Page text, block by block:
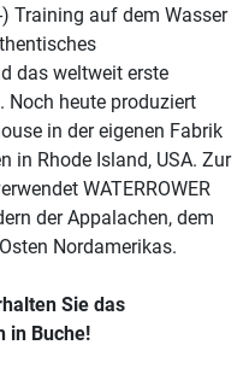
Training auf dem Wasser
das weltweit erste
Noch heute produziert
in der eigenen Fabrik
in Rhode Island, USA. Zur
WATERROWER
der Appalachen, dem
Nordamerikas.
Sie das
in Buche!